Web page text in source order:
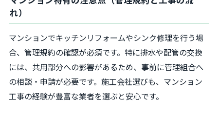
れ）
マンションでキッチンリフォームやシンク修理を行う場
合、管理規約の確認が必須です。特に排水や配管の交換
には、共用部分への影響があるため、事前に管理組合へ
の相談・申請が必要です。施工会社選びも、マンション
工事の経験が豊富な業者を選ぶと安心です。